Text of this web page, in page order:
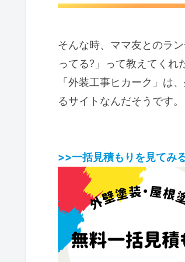
そんな時、ママ友とのラ
ってる?」って教えてくれ
「外装工事ヒカーク」は
るサイトなんだそうです。
>>一括見積もりを見てみ